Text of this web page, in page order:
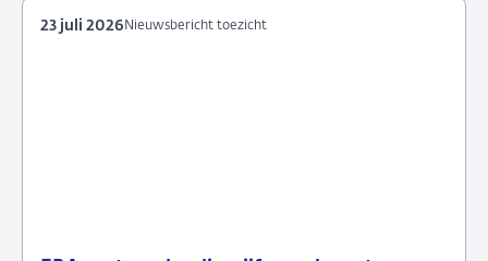
Nieuwsbericht toezicht
23 juli 2026